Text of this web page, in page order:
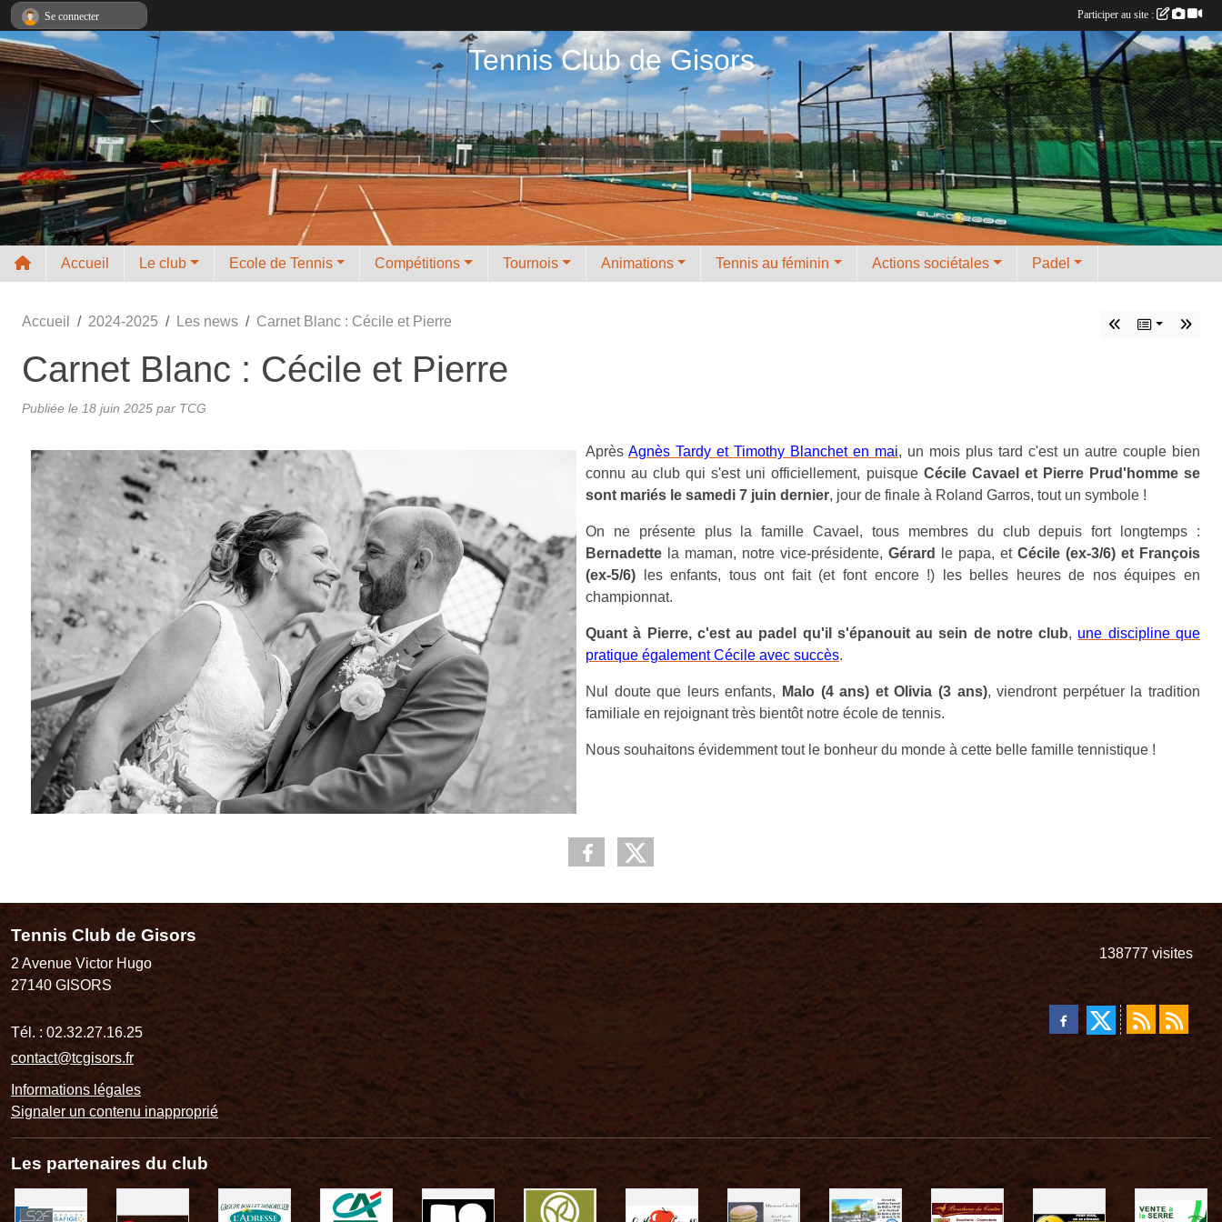
Tennis Club de Gisors
Accueil Le club Ecole de Tennis Compétitions Tournois Animations Tennis au féminin Actions sociétales Padel
Accueil 2024-2025 Les news Carnet Blanc : Cécile et Pierre
Carnet Blanc : Cécile et Pierre
Publiée le 18 juin 2025 par TCG
Après Agnès Tardy et Timothy Blanchet en mai, un mois plus tard c'est un autre couple bien
connu au club qui s'est uni officiellement, puisque Cécile Cavael et Pierre Prud'homme se
sont mariés le samedi 7 juin dernier, jour de finale à Roland Garros, tout un symbole !
On ne présente plus la famille Cavael, tous membres du club depuis fort longtemps :
Bernadette la maman, notre vice-présidente, Gérard le papa, et Cécile (ex-3/6) et François
(ex-5/6) les enfants, tous ont fait (et font encore !) les belles heures de nos équipes en
championnat.
Quant à Pierre, c'est au padel qu'il s'épanouit au sein de notre club, une discipline que
pratique également Cécile avec succès.
Nul doute que leurs enfants, Malo (4 ans) et Olivia (3 ans), viendront perpétuer la tradition
familiale en rejoignant très bientôt notre école de tennis.
Nous souhaitons évidemment tout le bonheur du monde à cette belle famille tennistique !
Tennis Club de Gisors
2 Avenue Victor Hugo
27140 GISORS
Tél. : 02.32.27.16.25
contact@tcgisors.fr
Informations légales
Signaler un contenu inapproprié
138777 visites
Les partenaires du club
Se connecter Participer au site :
Panneau de gestion des cookies